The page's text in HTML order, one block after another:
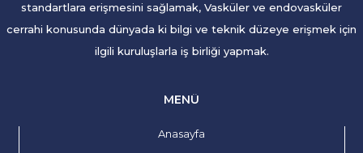
standartlara erişmesini sağlamak, Vasküler ve endovasküler
cerrahi konusunda dünyada ki bilgi ve teknik düzeye erişmek için
ilgili kuruluşlarla iş birliği yapmak.
MENÜ
Anasayfa